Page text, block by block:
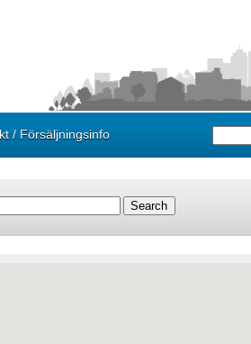
/ Försäljningsinfo